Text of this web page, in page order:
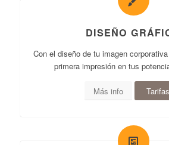
DISEÑO
Con el diseño de tu imagen
primera impresión en tus
Más info Tarifas